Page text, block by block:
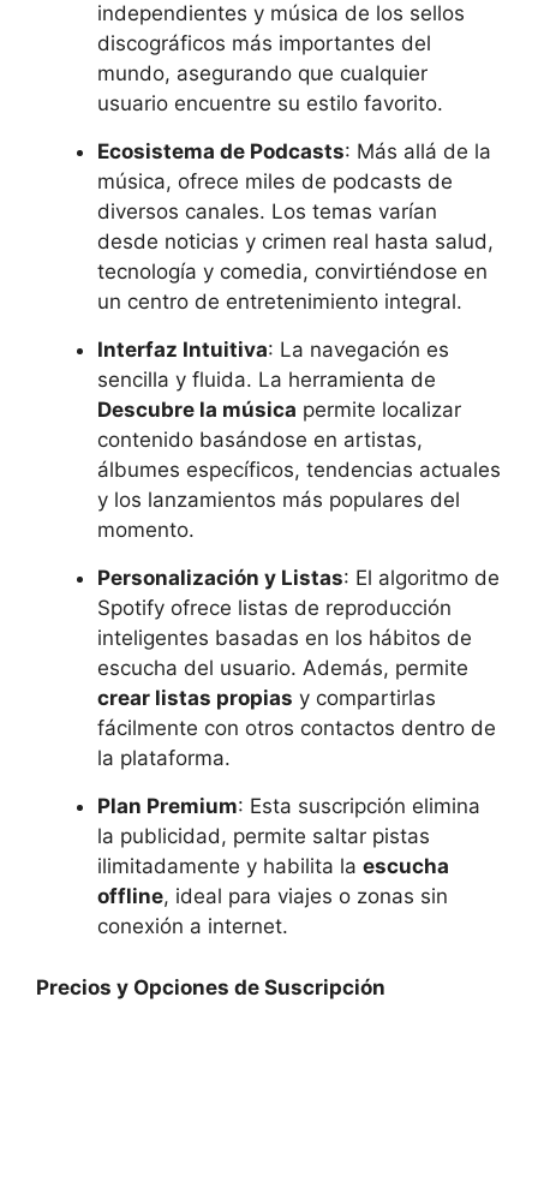
independientes y música de los sellos
discográficos más importantes del
mundo, asegurando que cualquier
usuario encuentre su estilo favorito.
Ecosistema de Podcasts: Más allá de la
música, ofrece miles de podcasts de
diversos canales. Los temas varían
desde noticias y crimen real hasta salud,
tecnología y comedia, convirtiéndose en
un centro de entretenimiento integral.
Interfaz Intuitiva: La navegación es
sencilla y fluida. La herramienta de
Descubre la música permite localizar
contenido basándose en artistas,
álbumes específicos, tendencias actuales
y los lanzamientos más populares del
momento.
Personalización y Listas: El algoritmo de
Spotify ofrece listas de reproducción
inteligentes basadas en los hábitos de
escucha del usuario. Además, permite
crear listas propias y compartirlas
fácilmente con otros contactos dentro de
la plataforma.
Plan Premium: Esta suscripción elimina
la publicidad, permite saltar pistas
ilimitadamente y habilita la escucha
offline, ideal para viajes o zonas sin
conexión a internet.
Precios y Opciones de Suscripción